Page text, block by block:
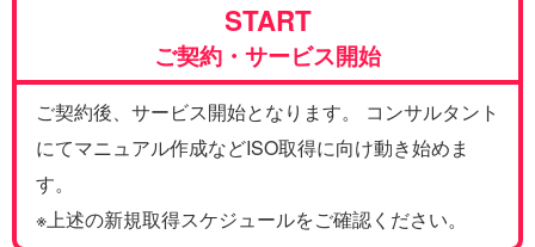
START
ご契約・サービス開始
ご契約後、サービス開始となります。 コンサルタント
にてマニュアル作成などISO取得に向け動き始めま
す。
※上述の新規取得スケジュールをご確認ください。